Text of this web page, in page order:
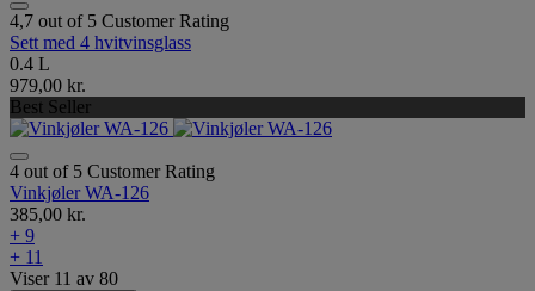
4,7 out of 5 Customer Rating
Sett med 4 hvitvinsglass
0.4 L
979,00 kr.
Best Seller
4 out of 5 Customer Rating
Vinkjøler WA-126
385,00 kr.
+ 9
+ 11
Viser 11 av 80